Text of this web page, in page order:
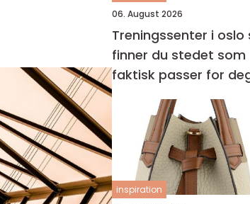
06. August 2026
Treningssenter i oslo slik
finner du stedet som
faktisk passer for
inspiration